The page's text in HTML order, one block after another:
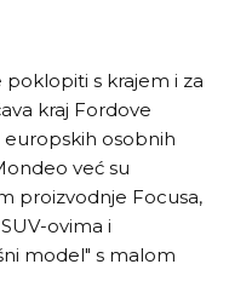
poklopiti s krajem i za
kraj Fordove
osobnih
već su
proizvodnje Focusa,
ovima i
model" s malom